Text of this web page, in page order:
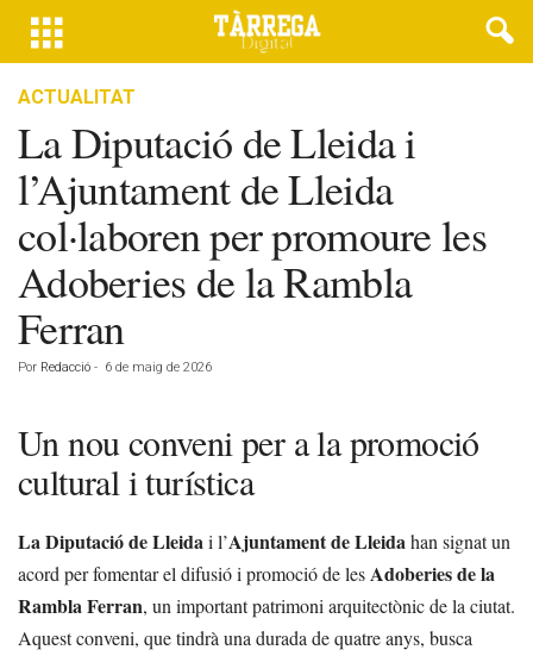
ACTUALITAT
La Diputació de Lleida i
l’Ajuntament de Lleida
col·laboren per promoure les
Adoberies de la Rambla
Ferran
Por Redacció - 6 de maig de 2026
Un nou conveni per a la promoció
cultural i turística
La Diputació de Lleidai l’Ajuntament de Lleidahan signat un
acord per fomentar el difusió i promoció de lesAdoberies de la
Rambla Ferran, un important patrimoni arquitectònic de la ciutat.
Aquest conveni, que tindrà una durada de quatre anys, busca